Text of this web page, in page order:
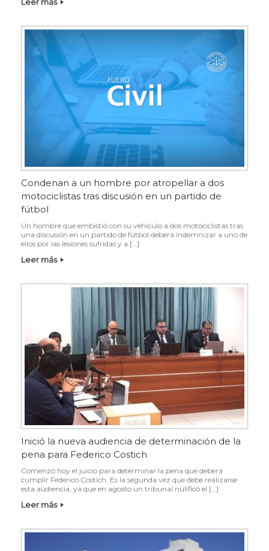
Condenan a un hombre por atropellar a dos
motociclistas tras discusión en un partido de
fútbol
Un hombre que embistió con su vehículo a dos motociclistas tras
una discusión en un partido de fútbol deberá indemnizar a uno de
ellos por las lesiones sufridas y a […]
Leer más
Inició la nueva audiencia de determinación de la
pena para Federico Costich
Comenzó hoy el juicio para determinar la pena que deberá
cumplir Federico Costich. Es la segunda vez que debe realizarse
esta audiencia, ya que en agosto un tribunal nulificó el […]
Leer más